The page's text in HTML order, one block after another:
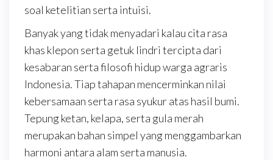
soal ketelitian serta intuisi.
Banyak yang tidak menyadari kalau cita rasa
khas klepon serta getuk lindri tercipta dari
kesabaran serta filosofi hidup warga agraris
Indonesia. Tiap tahapan mencerminkan nilai
kebersamaan serta rasa syukur atas hasil bumi.
Tepung ketan, kelapa, serta gula merah
merupakan bahan simpel yang menggambarkan
harmoni antara alam serta manusia.